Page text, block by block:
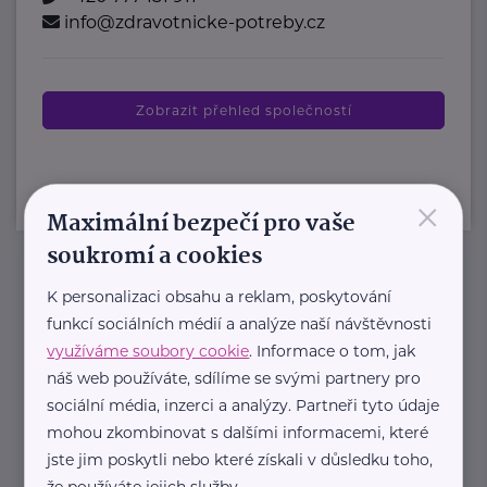
info@zdravotnicke-potreby.cz
Zobrazit přehled společností
Newsletter
Pravidelný přísun novinek, inspirace na každý den,
podpora pro rodiče i sdílení zkušeností. Takový je
Newsletter webu eMaminy.cz. Přihlaste se k jeho
odběru a čtěte o tématech, které vám pomohou
×
Maximální bezpečí pro vaše
soukromí a cookies
K personalizaci obsahu a reklam, poskytování
funkcí sociálních médií a analýze naší návštěvnosti
využíváme soubory cookie. Informace o tom, jak
náš web používáte, sdílíme se svými partnery pro
sociální média, inzerci a analýzy. Partneři tyto údaje
mohou zkombinovat s dalšími informacemi, které
jste jim poskytli nebo které získali v důsledku toho,